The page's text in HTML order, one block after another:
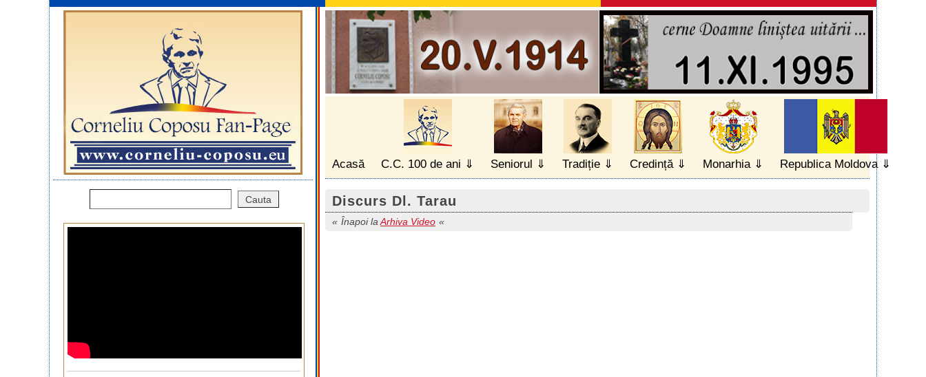
Acasă C.C. 100 de ani Seniorul Tradiție Credință Monarhia Republica Moldova
Discurs Dl. Tarau
Înapoi la Arhiva Video